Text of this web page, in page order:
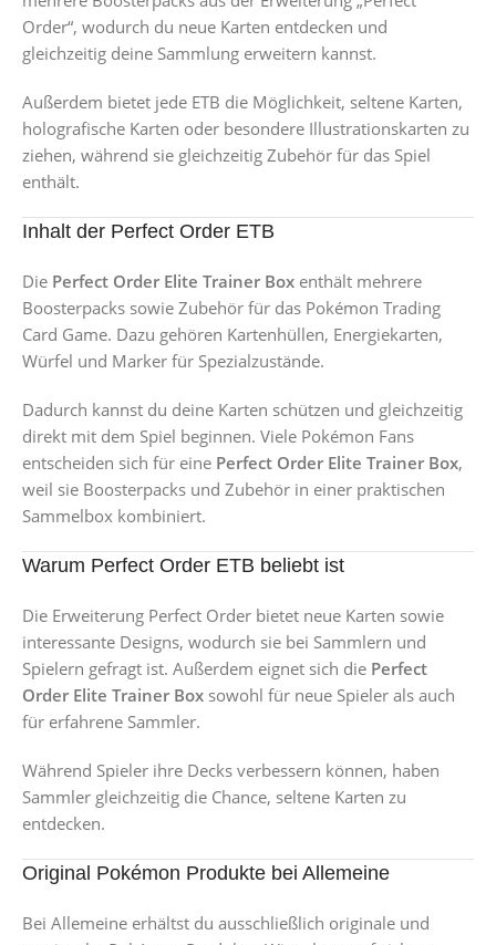
Order“, wodurch du neue Karten entdecken und
gleichzeitig deine Sammlung erweitern kannst.
Außerdem bietet jede ETB die Möglichkeit, seltene Karten,
holografische Karten oder besondere Illustrationskarten zu
ziehen, während sie gleichzeitig Zubehör für das Spiel
enthält.
Inhalt der Perfect Order ETB
Die Perfect Order Elite Trainer Box enthält mehrere
Boosterpacks sowie Zubehör für das Pokémon Trading
Card Game. Dazu gehören Kartenhüllen, Energiekarten,
Würfel und Marker für Spezialzustände.
Dadurch kannst du deine Karten schützen und gleichzeitig
direkt mit dem Spiel beginnen. Viele Pokémon Fans
entscheiden sich für eine Perfect Order Elite Trainer Box,
weil sie Boosterpacks und Zubehör in einer praktischen
Sammelbox kombiniert.
Warum Perfect Order ETB beliebt ist
Die Erweiterung Perfect Order bietet neue Karten sowie
interessante Designs, wodurch sie bei Sammlern und
Spielern gefragt ist. Außerdem eignet sich die Perfect
Order Elite Trainer Box sowohl für neue Spieler als auch
für erfahrene Sammler.
Während Spieler ihre Decks verbessern können, haben
Sammler gleichzeitig die Chance, seltene Karten zu
entdecken.
Original Pokémon Produkte bei Allemeine
Bei Allemeine erhältst du ausschließlich originale und